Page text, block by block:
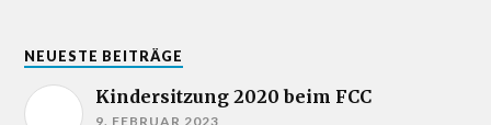
NEUESTE BEITRÄGE
Kindersitzung 2020 beim FCC
9. FEBRUAR 2023